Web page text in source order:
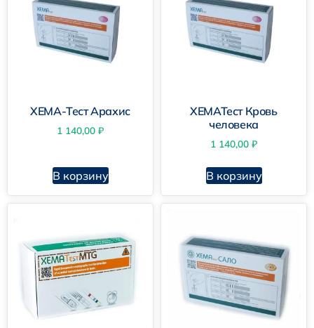
Скрининг-тест «Кровь человека»
ХЕМАТест Сало
ХЕМА-Тест Арахис
1 140,00 ₽
В корзину
ХЕМАТест Кровь
человека
1 140,00 ₽
В корзину